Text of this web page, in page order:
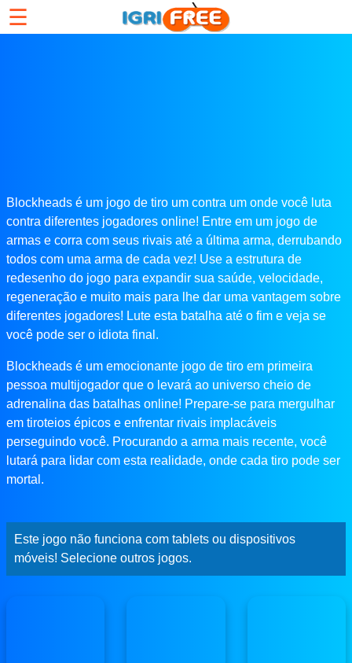
☰
Blockheads é um jogo de tiro um contra um onde você luta
contra diferentes jogadores online! Entre em um jogo de
armas e corra com seus rivais até a última arma, derrubando
todos com uma arma de cada vez! Use a estrutura de
redesenho do jogo para expandir sua saúde, velocidade,
regeneração e muito mais para lhe dar uma vantagem sobre
diferentes jogadores! Lute esta batalha até o fim e veja se
você pode ser o idiota final.
Blockheads é um emocionante jogo de tiro em primeira
pessoa multijogador que o levará ao universo cheio de
adrenalina das batalhas online! Prepare-se para mergulhar
em tiroteios épicos e enfrentar rivais implacáveis ​​
perseguindo você. Procurando a arma mais recente, você
lutará para lidar com esta realidade, onde cada tiro pode ser
mortal.
Este jogo não funciona com tablets ou dispositivos
móveis! Selecione outros jogos.